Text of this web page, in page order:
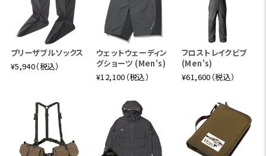
ブリーザブルソックス
¥5,940（税込）
ウェットウェーディン
グショーツ (Men's)
¥12,100（税込）
フロストレイクビブ
(Men's)
¥61,600（税込）